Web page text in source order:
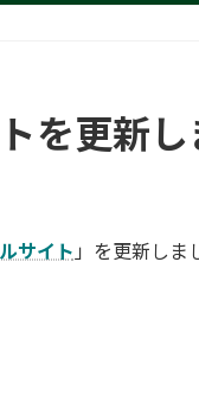
を更新し
サイト 」を更新しま